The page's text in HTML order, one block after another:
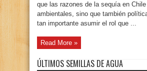
que las razones de la sequía en
ambientales, sino que también
tan importante asumir el rol que ...
Read More »
ÚLTIMOS SEMILLAS DE AGUA